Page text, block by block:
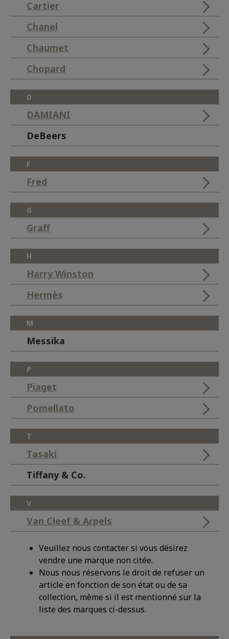
Cartier
Chanel
Chaumet
Chopard
D
DAMIANI
DeBeers
F
Fred
G
Graff
H
Harry Winston
Hermès
M
Messika
P
Piaget
Pomellato
T
Tasaki
Tiffany & Co.
V
Van Cleef & Arpels
Veuillez nous contacter si vous désirez
vendre une marque non citée.
Nous nous réservons le droit de refuser un
article en fonction de son état ou de sa
collection, même si il est mentionné sur la
liste des marques ci-dessus.